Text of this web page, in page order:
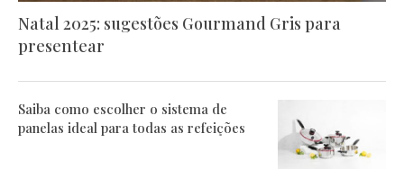
Natal 2025: sugestões Gourmand Gris para
presentear
Saiba como escolher o sistema de
panelas ideal para todas as refeições